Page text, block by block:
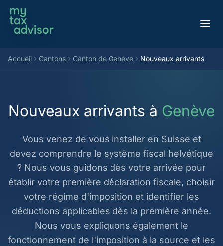
Aller au contenu
Accueil Cantons Canton de Genève Nouveaux arrivants
Nouveaux arrivants à Genève
Vous venez de vous installer en Suisse et
devez comprendre le système fiscal helvétique
? Nous vous guidons dès votre arrivée pour
établir votre première déclaration fiscale, choisir
votre régime d'imposition et identifier les
déductions applicables dès la première année.
Nous vous expliquons également le
fonctionnement de l'imposition à la source et les